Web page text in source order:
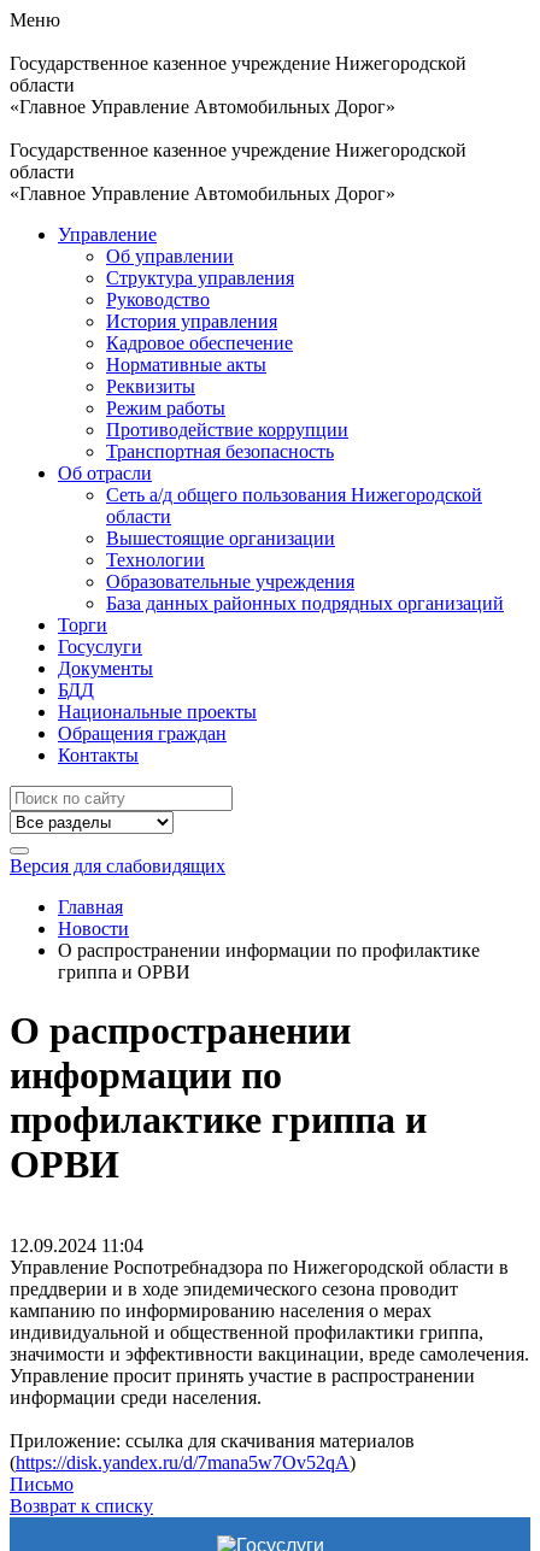
Меню
Государственное казенное учреждение Нижегородской
области
«Главное Управление Автомобильных Дорог»
Государственное казенное учреждение Нижегородской
области
«Главное Управление Автомобильных Дорог»
Управление
Об управлении
Структура управления
Руководство
История управления
Кадровое обеспечение
Нормативные акты
Реквизиты
Режим работы
Противодействие коррупции
Транспортная безопасность
Об отрасли
Сеть а/д общего пользования Нижегородской
области
Вышестоящие организации
Технологии
Образовательные учреждения
База данных районных подрядных организаций
Торги
Госуслуги
Документы
БДД
Национальные проекты
Обращения граждан
Контакты
Версия для слабовидящих
Главная
Новости
О распространении информации по профилактике
гриппа и ОРВИ
О распространении
информации по
профилактике гриппа и
ОРВИ
12.09.2024 11:04
Управление Роспотребнадзора по Нижегородской области в
преддверии и в ходе эпидемического сезона проводит
кампанию по информированию населения о мерах
индивидуальной и общественной профилактики гриппа,
значимости и эффективности вакцинации, вреде самолечения.
Управление просит принять участие в распространении
информации среди населения.
Приложение: ссылка для скачивания материалов
(https://disk.yandex.ru/d/7mana5w7Ov52qA)
Письмо
Возврат к списку